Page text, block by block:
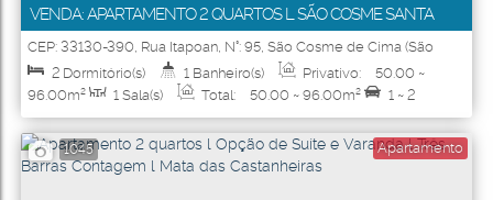
VENDA: APARTAMENTO 2 QUARTOS L SÃO COSME SANTA
LUZIA L RESIDENCIAL ALMENARA
CEP: 33130-390, Rua Itapoan, N°: 95, São Cosme de Cima (São
Benedito)
Santa Luzia, Minas Gerais , Brasil
2 Dormitório(s) 1 Banheiro(s) Privativo: 50.00 ~
96.00m² 1 Sala(s) Total: 50.00 ~ 96.00m²
1 ~ 2
Vaga(s)
Útil: 50.00~ 96.00m²
1045 Apartamento